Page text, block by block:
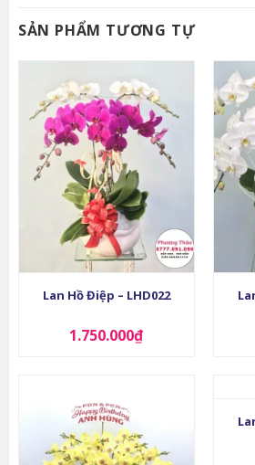
SẢN PHẨM TƯƠNG TỰ
Lan Hồ Điệp – LHD022
1.750.000₫